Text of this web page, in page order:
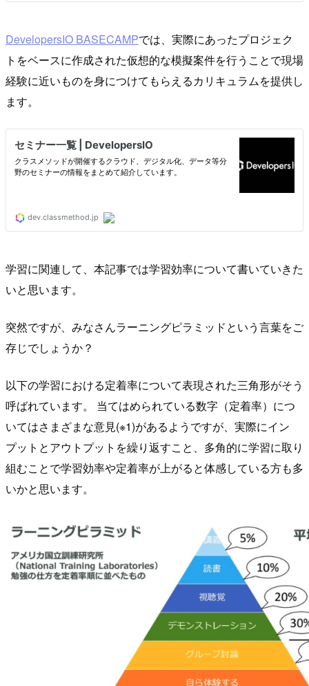
DevelopersIO BASECAMPでは、実際にあったプロジェク
トをベースに作成された仮想的な模擬案件を行うことで現場
経験に近いものを身につけてもらえるカリキュラムを提供し
ます。
学習に関連して、本記事では学習効率について書いていきた
いと思います。
突然ですが、みなさんラーニングピラミッドという言葉をご
存じでしょうか？
以下の学習における定着率について表現された三角形がそう
呼ばれています。 当てはめられている数字（定着率）につ
いてはさまざまな意見(※1)があるようですが、実際にイン
プットとアウトプットを繰り返すこと、多角的に学習に取り
組むことで学習効率や定着率が上がると体感している方も多
いかと思います。